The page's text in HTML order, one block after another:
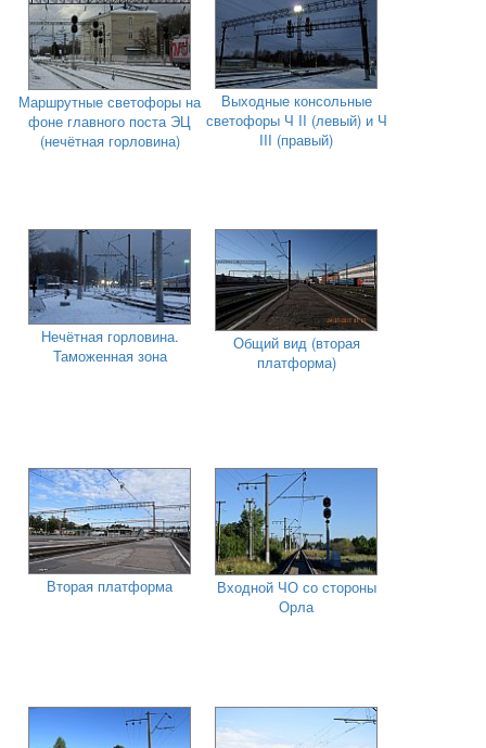
Маршрутные светофоры на
фоне главного поста ЭЦ
(нечётная горловина)
Выходные консольные
светофоры Ч II (левый) и Ч
III (правый)
Нечётная горловина.
Таможенная зона
Общий вид (вторая
платформа)
Вторая платформа
Входной ЧО со стороны
Орла